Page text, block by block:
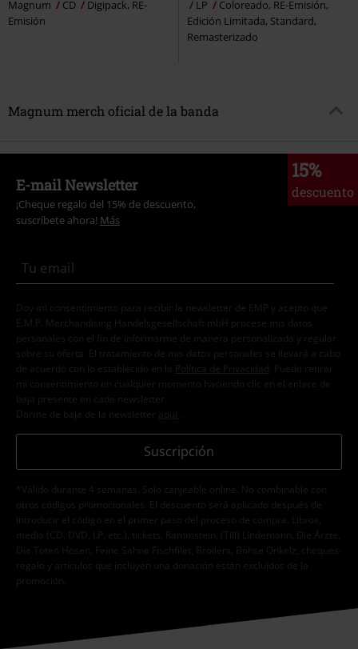
Magnum
CD
Digipack, RE-
Emisión
LP
Coloreado, RE-Emisión,
Edición Limitada, Standard,
Remasterizado
Magnum merch oficial de la banda
15%
descuento
E-mail Newsletter
¡Cheque regalo del 15% de descuento,
suscríbete ahora! Más
Doy mi consentimiento para recibir la newsletter de EMP y acepto que
E.M.P. Merchandising Handelsgesellschaft mbH procese mis datos
personales con el fin de informarme de manera personalizada y regular
sobre su oferta. El tratamiento de mis datos personales se llevará a cabo
de acuerdo con lo establecido en la
Política de Privacidad . Puedo retirar
mi consentimiento en cualquier momento haciendo clic en el enlace de
baja presente en cada newsletter.
Darme de baja de la newsletter
aquí
Suscripción
*Válido durante 4 semanas. Solo canjeable online. No combinable con
otros códigos promocionales. El descuento será aplicado después de
introducir el código en el primer paso del proceso de compra. Libros,
media (CD, DVD, LP, etc.), tickets, Rammstein, (Till) Lindemann, Die Ärzte,
Die Toten Hosen, Feine Sahne Fischfilet, Broilers, Böhse Onkelz, cheques-
regalo y artículos que incluyen una donación están excluidos de la
promoción.